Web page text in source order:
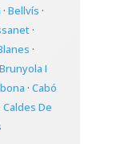
· Bellvís ·
·
·
Brunyola I
· Cabó
Caldes De